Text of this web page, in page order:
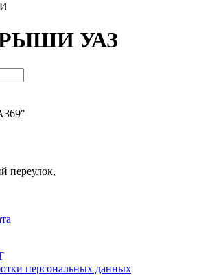
УАЗ
переулок,
персональных данных